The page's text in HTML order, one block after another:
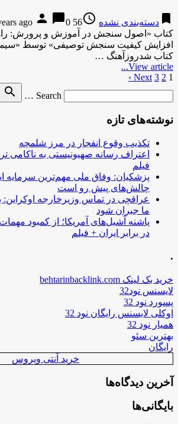
bookmark دسته‌بندی نشده access_time
56 years ago
person chat_bubble0
کتاب «اصول سنجش در آموزش و پرورش:
افزایش کیفیت سنجش توصیفی» توسط
کتاب شدروزآهنگ …
View article...
صفحه‌بندی
1
2
3
Next ›
Search …
search
نوشته‌های تازه
تکذیب وقوع انفجار در مرز شلمچه
اعتراف رسانه صهیونیستی به ناکامی
فیلم
پزشکیان: وفاق ملی مهم‌ترین سرمایه
چالش‌های پیش رو است
عراقچی در تماس وزیرخارجه اوکراین:
ما جبران شود
پاشنه آشیل‌های آمریکا؛ از کمبود
در برابر ایران + فیلم
.
خرید بک لینک behtarinbacklink.com
لایسنس نود32
پسورد نود 32
اوکلی لایسنس رایگان نود 32
همیار نود 32
بهترین سئو
رایگان
خرید آنتی ویروس
آخرین دیدگاه‌ها
بایگانی‌ها